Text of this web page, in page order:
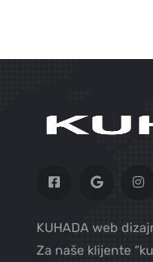
KUHADA web
Za naše klijente